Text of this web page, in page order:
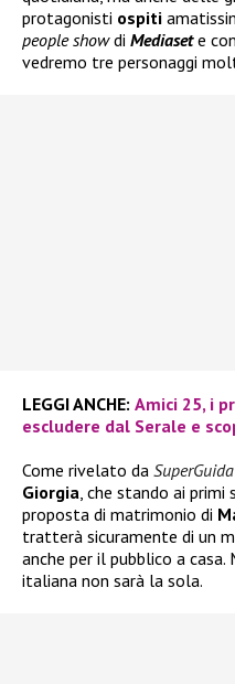
protagonisti ospiti
people showdi Mediasete
vedremo tre personaggi
LEGGI ANCHE: Amici 25, i
escludere dal Serale e
Come rivelato da
Giorgia , che stando ai
proposta di matrimonio di
tratterà sicuramente di un
anche per il pubblico a casa.
italiana non sarà la sola.